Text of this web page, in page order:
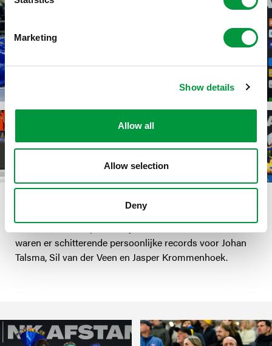
Marketing
Show details
Allow all
Allow selection
Deny
In totaal heeft Schaatsteam Reggeborgh achttien tickets
voor de World Cup wedstrijden verdiend. Daarnaast
waren er schitterende persoonlijke records voor Johan
Talsma, Sil van der Veen en Jasper Krommenhoek.